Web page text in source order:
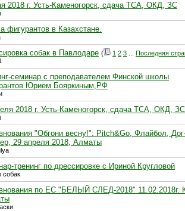
2018 г. Усть-Каменогорск, сдача ТСА, ОКД, ЗС
фигурантов в Казахстане.
собак в Павлодаре ( 1 2 3
Последняя
семинар с преподавателем Финской школы
Юрием Бояркиным,РФ
2018 г. Усть-Каменогорск, сдача ТСА, ОКД, ЗС
"Обгони весну!": Pitch&Go, Флайбол,
29 апреля 2018, Алматы
тренинг по дрессировке с Ириной Кругловой
собак
по ЕС "БЕЛЫЙ СЛЕД-2018" 11.02.2018г.